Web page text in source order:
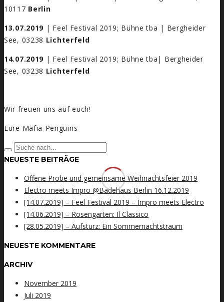
10117 Berlin
13.07.2019 | Feel Festival 2019; Bühne tba | Bergheider
See, 03238 Lichterfeld
14.07.2019 | Feel Festival 2019; Bühne tba| Bergheider
See, 03238 Lichterfeld
Wir freuen uns auf euch!
Eure Mafia-Penguins
NEUESTE BEITRÄGE
Offene Probe und gemeinsame Weihnachtsfeier 2019
Electro meets Impro @Badehaus Berlin 16.12.2019
[14.07.2019] – Feel Festival 2019 – Impro meets Electro
[14.06.2019] – Rosengarten: Il Classico
[28.05.2019] – Aufsturz: Ein Sommernachtstraum
NEUESTE KOMMENTARE
ARCHIV
November 2019
Juli 2019